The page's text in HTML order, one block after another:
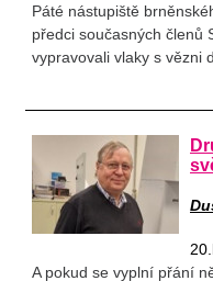
Páté nástupiště
předci současných členů
vypravovali vlaky s vězni
A pokud se vyplní přání